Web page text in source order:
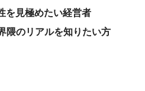
を見極めたい経営者
隈のリアルを知りたい方